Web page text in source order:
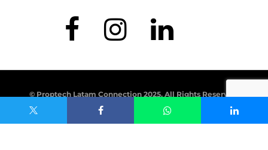
© Proptech Latam Connection 2025. All Rights Reserved.